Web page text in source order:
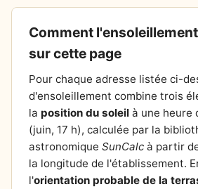
Comment
sur cette page
Pour chaque adresse listée ci-
d'ensoleillement combine trois
la position du soleil à une heure
(juin, 17 h), calculée par la
astronomique SunCalc à partir
la longitude de l'établissement.
l'orientation probable de la